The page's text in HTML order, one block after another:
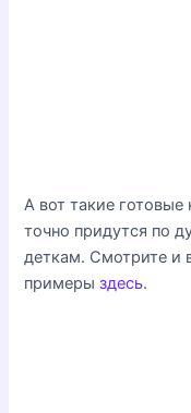
А вот такие
точно придутся по
деткам. Смотрите и
примерыздесь.